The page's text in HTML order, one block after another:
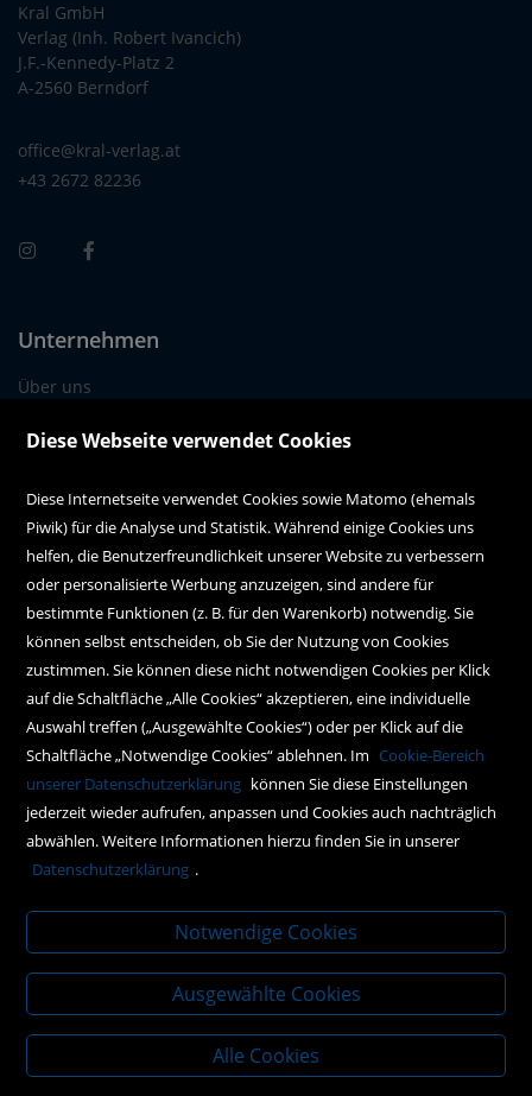
Kral GmbH
Verlag (Inh. Robert Ivancich)
J.F.-Kennedy-Platz 2
A-2560 Berndorf
office@kral-verlag.at
+43 2672 82236
Unternehmen
Über uns
Alle Filialen auf einen Blick
Kundenservice
Kontakt
Instagram
Facebook
Newsletteranmeldung
Policy
AGBs
Impressum
Datenschutz
Diese Webseite verwendet Cookies
Diese Internetseite verwendet Cookies sowie Matomo (ehemals
Piwik) für die Analyse und Statistik. Während einige Cookies uns
helfen, die Benutzerfreundlichkeit unserer Website zu verbessern
oder personalisierte Werbung anzuzeigen, sind andere für
bestimmte Funktionen (z. B. für den Warenkorb) notwendig. Sie
können selbst entscheiden, ob Sie der Nutzung von Cookies
zustimmen. Sie können diese nicht notwendigen Cookies per Klick
auf die Schaltfläche „Alle Cookies“ akzeptieren, eine individuelle
Auswahl treffen („Ausgewählte Cookies“) oder per Klick auf die
Schaltfläche „Notwendige Cookies“ ablehnen. Im Cookie-Bereich
unserer Datenschutzerklärung können Sie diese Einstellungen
jederzeit wieder aufrufen, anpassen und Cookies auch nachträglich
abwählen. Weitere Informationen hierzu finden Sie in unserer
Datenschutzerklärung .
Notwendige Cookies
Ausgewählte Cookies
Alle Cookies